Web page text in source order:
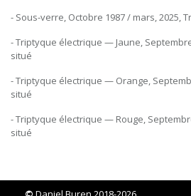
- Sous-verre, Octobre 1987 / mars, 2025,
- Triptyque électrique — Jaune,
situé
- Triptyque électrique — Orange,
situé
- Triptyque électrique — Rouge,
situé